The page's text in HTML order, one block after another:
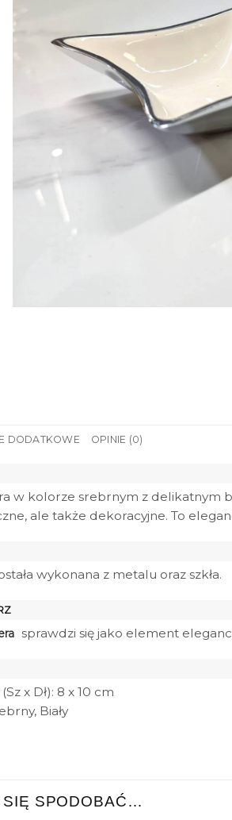
DODATKOWE OPINIE (0)
w kolorze srebrnym z delikatnym
ale także dekoracyjne. To
wykonana z metalu oraz szkła.
sprawdzi się jako element
x Dł): 8 x 10 cm
Biały
SPODOBAĆ…